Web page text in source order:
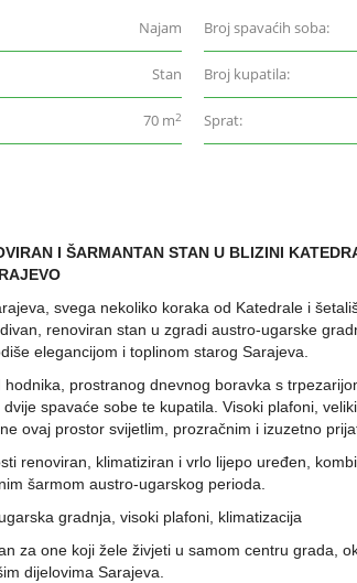
Najam
Stan
70 m2
Broj spavaćih soba:
Broj kupatila:
Sprat:
I ŠARMANTAN STAN U BLIZINI
svega nekoliko koraka od Katedrale i
renoviran stan u zgradi austro-ugarske
elegancijom i toplinom starog Sarajeva.
hodnika, prostranog dnevnog boravka s
spavaće sobe te kupatila. Visoki plafoni,
ovaj prostor svijetlim, prozračnim i izuzetno
renoviran, klimatiziran i vrlo lijepo uređen,
šarmom austro-ugarskog perioda.
gradnja, visoki plafoni, klimatizacija
za one koji žele živjeti u samom centru grada,
dijelovima Sarajeva.